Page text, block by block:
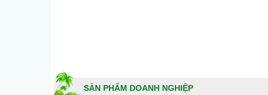
SẢN PHẨM DOANH NGHIỆP